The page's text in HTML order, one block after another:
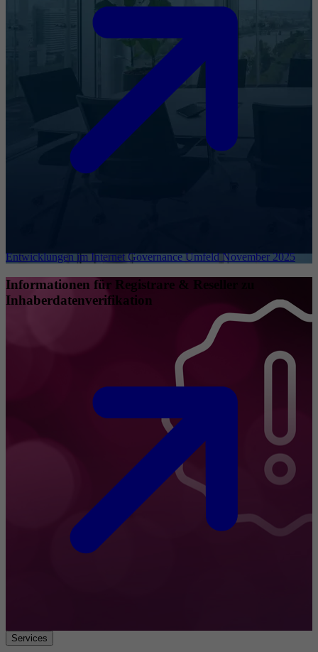
Entwicklungen im Internet Governance Umfeld November 2025
Informationen für Registrare & Reseller zu
Inhaberdatenverifikation
Services